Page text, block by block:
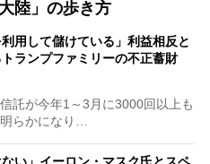
陸」の歩き方
利用して儲けている」利益相反と
ランプファミリーの不正蓄財
託が今年1～3月に3000回以上も
らかになり…